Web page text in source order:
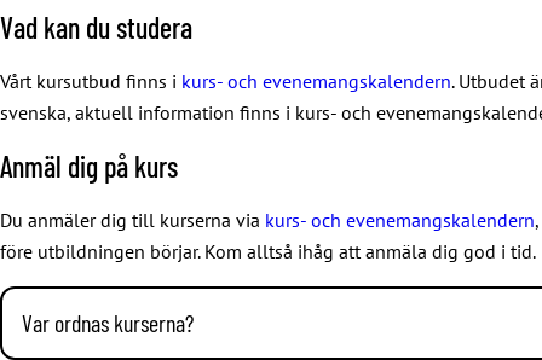
Vad kan du studera
Vårt kursutbud finns i kurs- och evenemangskalendern. Utbudet
svenska, aktuell information finns i kurs- och
Anmäl dig på kurs
Du anmäler dig till kurserna via kurs- och evenemangskalendern
före utbildningen börjar. Kom alltså ihåg att anmäla dig god i tid.
Var ordnas kurserna?